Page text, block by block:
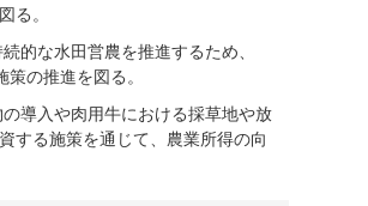
る。
的な水田営農を推進するため、
の推進を図る。
導入や肉用牛における採草地や放
する施策を通じて、農業所得の向